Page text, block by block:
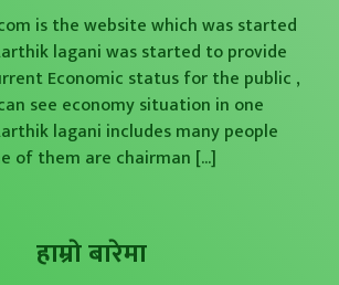
is the website which was started
lagani was started to provide
Economic status for the public ,
see economy situation in one
lagani includes many people
of them are chairman [...]
हाम्राे बारेमा